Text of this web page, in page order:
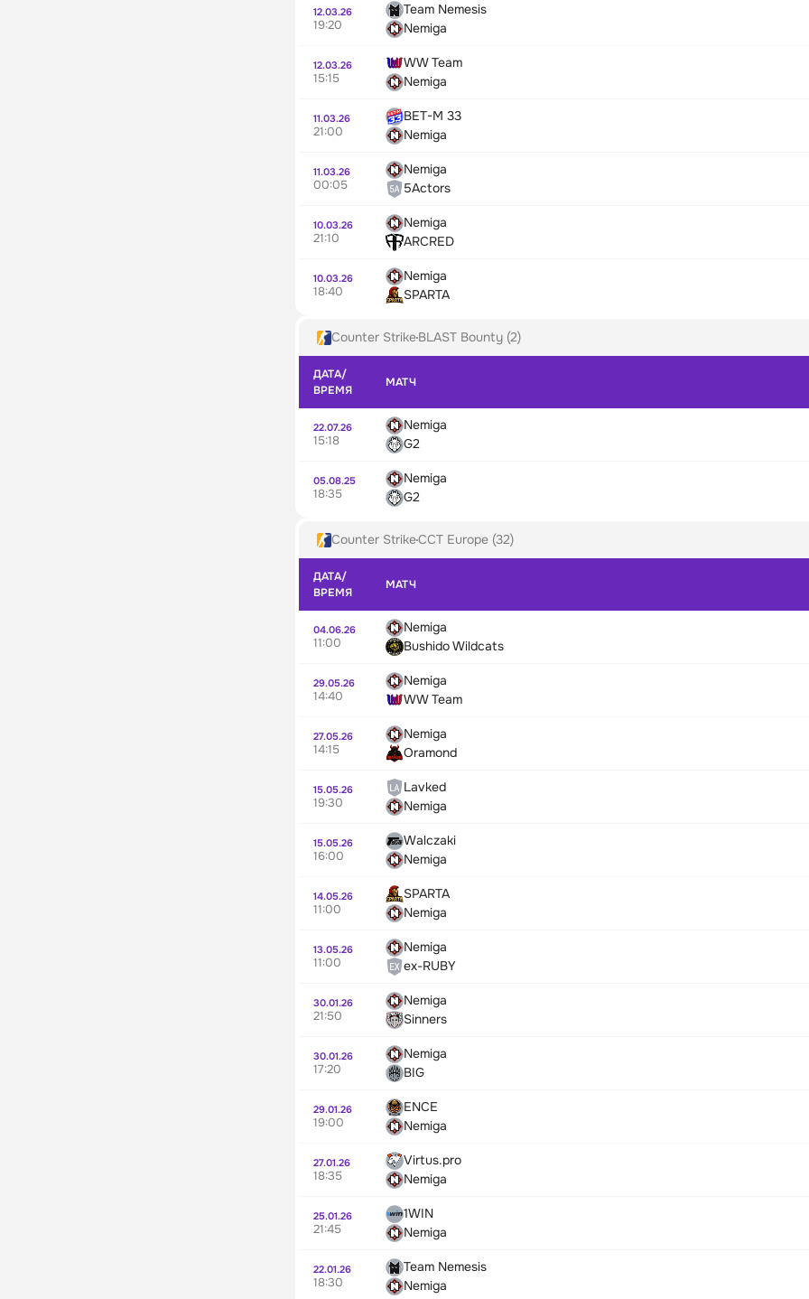
12.03.26
19:20
Team Nemesis
Nemiga
12.03.26
15:15
WW Team
Nemiga
11.03.26
21:00
BET-M 33
Nemiga
11.03.26
00:05
Nemiga
5Actors
10.03.26
21:10
Nemiga
ARCRED
10.03.26
18:40
Nemiga
SPARTA
Counter StrikeBLAST Bounty (2)
ДАТА/
ВРЕМЯ
МАТЧ
22.07.26
15:18
Nemiga
G2
05.08.25
18:35
Nemiga
G2
Counter StrikeCCT Europe (32)
ДАТА/
ВРЕМЯ
МАТЧ
04.06.26
11:00
Nemiga
Bushido Wildcats
29.05.26
14:40
Nemiga
WW Team
27.05.26
14:15
Nemiga
Oramond
15.05.26
19:30
Lavked
Nemiga
15.05.26
16:00
Walczaki
Nemiga
14.05.26
11:00
SPARTA
Nemiga
13.05.26
11:00
Nemiga
ex-RUBY
30.01.26
21:50
Nemiga
Sinners
30.01.26
17:20
Nemiga
BIG
29.01.26
19:00
ENCE
Nemiga
27.01.26
18:35
Virtus.pro
Nemiga
25.01.26
21:45
1WIN
Nemiga
22.01.26
18:30
Team Nemesis
Nemiga